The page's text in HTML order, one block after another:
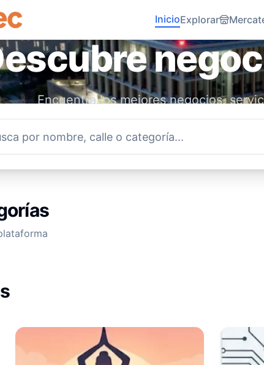
InicioExplorar
Encuentra los mejores negocios,
comunidad. Conecta con